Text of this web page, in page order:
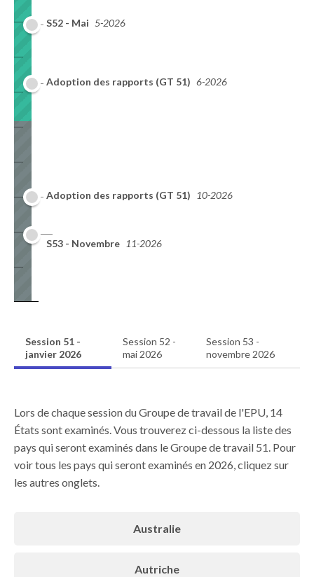
S52 - Mai 5-2026
Adoption des rapports (GT 51) 6-2026
Adoption des rapports (GT 51) 10-2026
S53 - Novembre 11-2026
Session 51 -
janvier 2026
Session 52 -
mai 2026
Session 53 -
novembre 2026
Lors de chaque session du Groupe de travail de l'EPU, 14
États sont examinés. Vous trouverez ci-dessous la liste des
pays qui seront examinés dans le Groupe de travail 51. Pour
voir tous les pays qui seront examinés en 2026, cliquez sur
les autres onglets.
Australie
Autriche